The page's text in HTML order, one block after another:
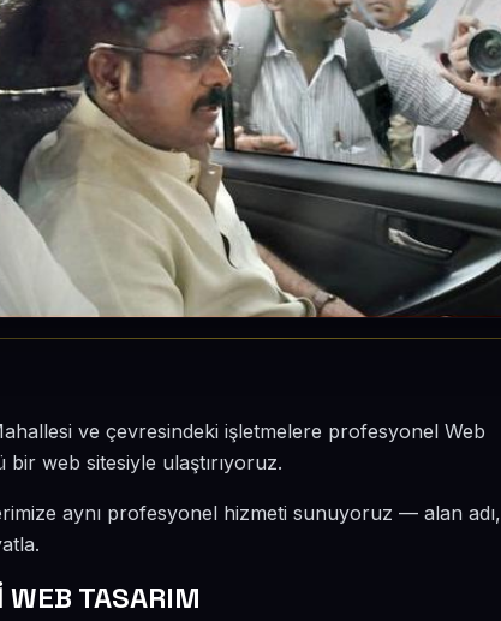
ve çevresindeki işletmelere profesyonel Web
web sitesiyle ulaştırıyoruz.
aynı profesyonel hizmeti sunuyoruz — alan adı,
TASARIM